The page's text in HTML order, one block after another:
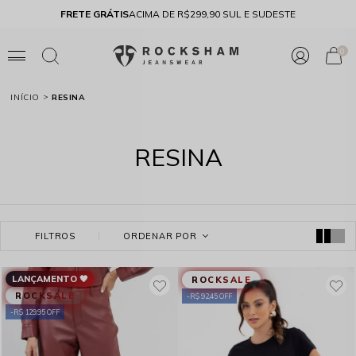
FRETE GRÁTISACIMA DE R$299,90 SUL E SUDESTE
0
INÍCIO RESINA
RESINA
FILTROS ORDENAR POR
R$ 129,95 OFF
ROCKSALE
LANÇAMENTO 🖤
R$ 92,45 OFF
ROCKSALE